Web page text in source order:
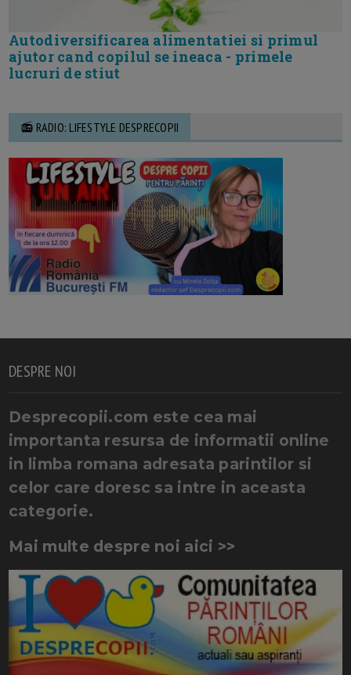
Autodiversificarea alimentatiei si primul
ajutor cand copilul se ineaca - primele
lucruri de stiut
📻 RADIO: LIFESTYLE DESPRECOPII
DESPRE NOI
Desprecopii.com este cea mai
importanta resursa de informatii online
in limba romana adresata parintilor si
celor care doresc sa intre in aceasta
categorie.
Mai multe despre noi aici >>